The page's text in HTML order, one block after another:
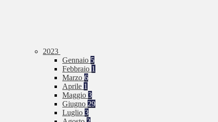
2023
Gennaio 5
Febbraio 1
Marzo 6
Aprile 1
Maggio 3
Giugno 29
Luglio 3